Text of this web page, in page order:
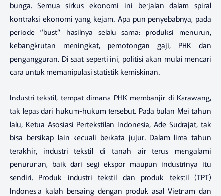
bunga. Semua sirkus ekonomi ini berjalan dalam spiral
kontraksi ekonomi yang kejam. Apa pun penyebabnya, pada
periode “bust” hasilnya selalu sama: produksi menurun,
kebangkrutan meningkat, pemotongan gaji, PHK dan
pengangguran. Di saat seperti ini, politisi akan mulai mencari
cara untuk memanipulasi statistik kemiskinan.
Industri tekstil, tempat dimana PHK membanjir di Karawang,
tak lepas dari hukum-hukum tersebut. Pada bulan Mei tahun
lalu, Ketua Asosiasi Pertekstilan Indonesia, Ade Sudrajat, tak
bisa bersikap lain kecuali berkata jujur. Dalam lima tahun
terakhir, industri tekstil di tanah air terus mengalami
penurunan, baik dari segi ekspor maupun industrinya itu
sendiri. Produk industri tekstil dan produk tekstil (TPT)
Indonesia kalah bersaing dengan produk asal Vietnam dan